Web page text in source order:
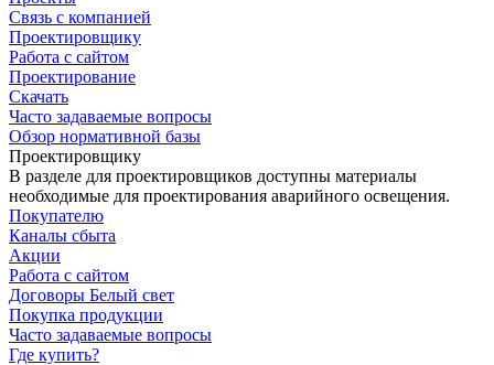
Связь с компанией
Проектировщику
Работа с сайтом
Проектирование
Скачать
Часто задаваемые вопросы
Обзор нормативной базы
Проектировщику
В разделе для проектировщиков доступны материалы
необходимые для проектирования аварийного освещения.
Покупателю
Каналы сбыта
Акции
Работа с сайтом
Договоры Белый свет
Покупка продукции
Часто задаваемые вопросы
Где купить?